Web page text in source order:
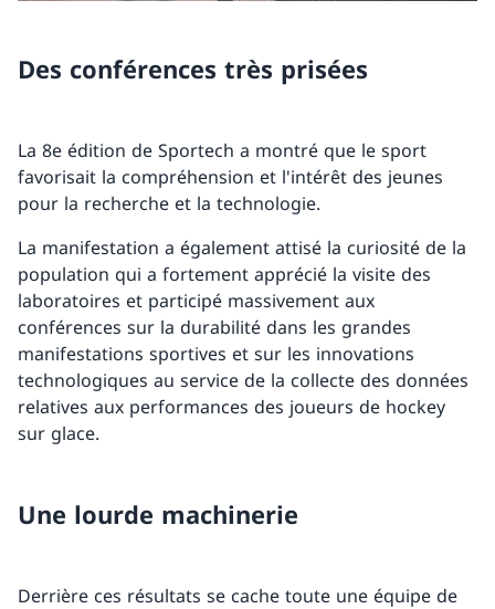
Des conférences très prisées
La 8e édition de Sportech a montré que le sport
favorisait la compréhension et l'intérêt des jeunes
pour la recherche et la technologie.
La manifestation a également attisé la curiosité de la
population qui a fortement apprécié la visite des
laboratoires et participé massivement aux
conférences sur la durabilité dans les grandes
manifestations sportives et sur les innovations
technologiques au service de la collecte des données
relatives aux performances des joueurs de hockey
sur glace.
Une lourde machinerie
Derrière ces résultats se cache toute une équipe de